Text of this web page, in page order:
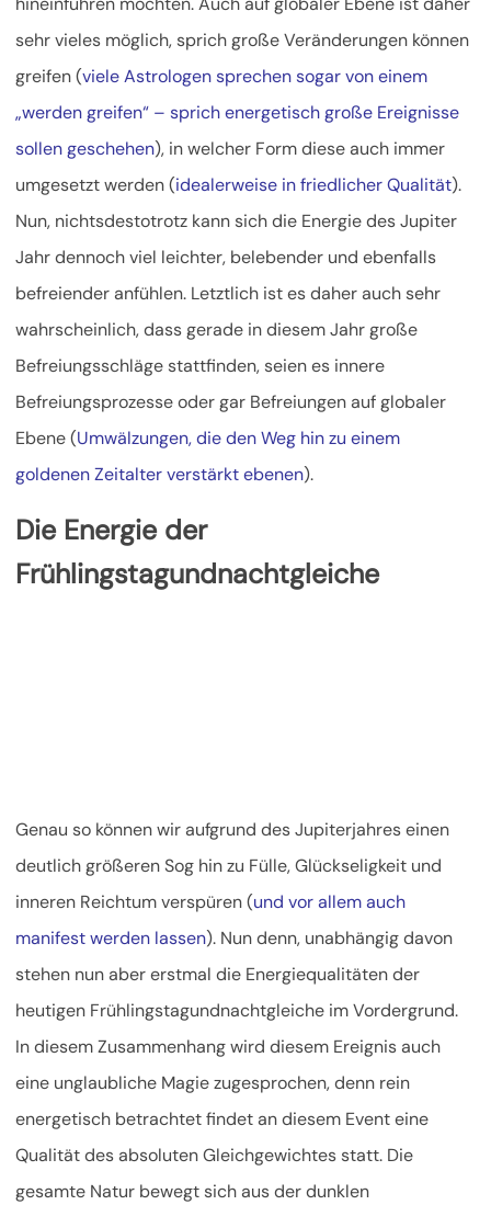
sehr vieles möglich, sprich große Veränderungen können
greifen (viele Astrologen sprechen sogar von einem
„werden greifen“ – sprich energetisch große Ereignisse
sollen geschehen), in welcher Form diese auch immer
umgesetzt werden (idealerweise in friedlicher Qualität).
Nun, nichtsdestotrotz kann sich die Energie des Jupiter
Jahr dennoch viel leichter, belebender und ebenfalls
befreiender anfühlen. Letztlich ist es daher auch sehr
wahrscheinlich, dass gerade in diesem Jahr große
Befreiungsschläge stattfinden, seien es innere
Befreiungsprozesse oder gar Befreiungen auf globaler
Ebene (Umwälzungen, die den Weg hin zu einem
goldenen Zeitalter verstärkt ebenen).
Die Energie der
Frühlingstagundnachtgleiche
Genau so können wir aufgrund des Jupiterjahres einen
deutlich größeren Sog hin zu Fülle, Glückseligkeit und
inneren Reichtum verspüren (und vor allem auch
manifest werden lassen). Nun denn, unabhängig davon
stehen nun aber erstmal die Energiequalitäten der
heutigen Frühlingstagundnachtgleiche im Vordergrund.
In diesem Zusammenhang wird diesem Ereignis auch
eine unglaubliche Magie zugesprochen, denn rein
energetisch betrachtet findet an diesem Event eine
Qualität des absoluten Gleichgewichtes statt. Die
gesamte Natur bewegt sich aus der dunklen